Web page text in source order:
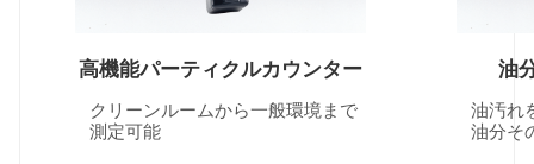
高機能パーティクルカウンター
クリーンルームから一般環境まで
測定可能
油
油汚れを
油分その